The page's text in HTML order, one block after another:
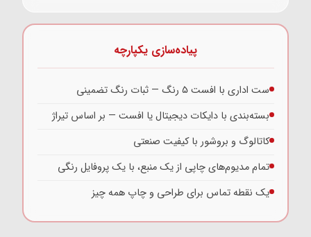
پیاده‌سازی یکپارچه
ست اداری با افست ۵ رنگ — ثبات رنگ تضمینی
بسته‌بندی با دایکات دیجیتال یا افست — بر اساس تیراژ
کاتالوگ و بروشور با کیفیت صنعتی
تمام مدیوم‌های چاپی از یک منبع، با یک پروفایل رنگی
یک نقطه تماس برای طراحی و چاپ همه چیز